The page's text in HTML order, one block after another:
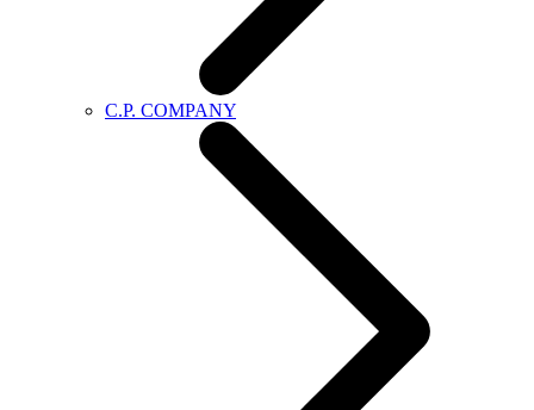
C.P. COMPANY